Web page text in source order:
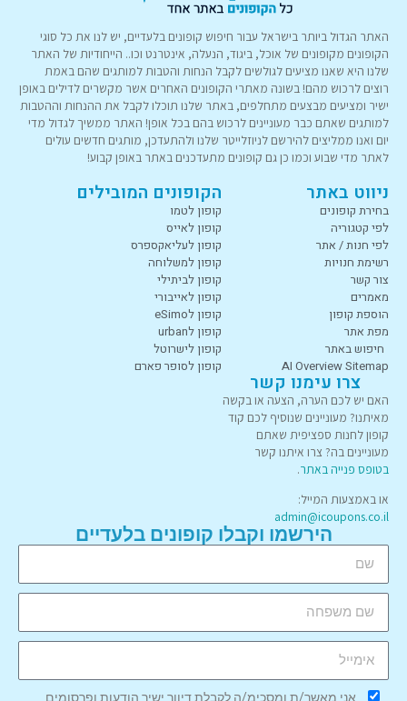
האתר הגדול ביותר בישראל עבור חיפוש קופונים בלעדיים, יש לנו את כל סוגי
הקופונים מקופונים של אוכל, ביגוד, הנעלה, אינטרנט וכו.. הייחודיות של האתר
שלנו היא שאנו מציעים לגולשים לקבל הנחות והטבות למותגים שהם באמת
רוצים לרכוש מהם! בשונה מאתרי הקופונים האחרים אשר מקשרים לדילים באופן
ישיר ומציעים מבצעים מתחלפים, באתר שלנו תוכלו לקבל את ההנחות וההטבות
למותגים שאתם כבר מעוניינים לרכוש בהם בכל אופן! האתר ממשיך לגדול מדי
יום ואנו ממליצים להירשם לניוזלייטר שלנו ולהתעדכן, מותגים חדשים עולים
לאתר מדי שבוע וכמו כן גם קופונים מתעדכנים באתר באופן קבוע!
ניווט באתר
בחירת קופונים
לפי קטגוריה
לפי חנות / אתר
רשימת חנויות
צור קשר
מאמרים
הוספת קופון
מפת אתר
חיפוש באתר
AI Overview Sitemap
הקופונים המובילים
קופון לטמו
קופון לאייס
קופון לעליאקספרס
קופון למשלוחה
קופון לביתילי
קופון לאייבורי
קופון לeSimo
קופון לurban
קופון לישרוטל
קופון לסופר פארם
צרו עימנו קשר
האם יש לכם הערה, הצעה או בקשה
מאיתנו? מעוניינים שנוסיף לכם קוד
קופון לחנות ספציפית שאתם
מעוניינים בה? צרו איתנו קשר
בטופס פנייה באתר.
או באמצעות המייל:
admin@icoupons.co.il
הירשמו וקבלו קופונים בלעדיים
אני מאשר/ת ומסכימ/ה לקבלת דיוור ישיר הודעות ופרסומים